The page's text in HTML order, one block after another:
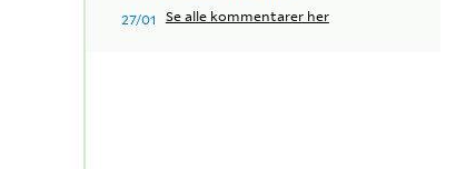
27/01 Se alle kommentarer her